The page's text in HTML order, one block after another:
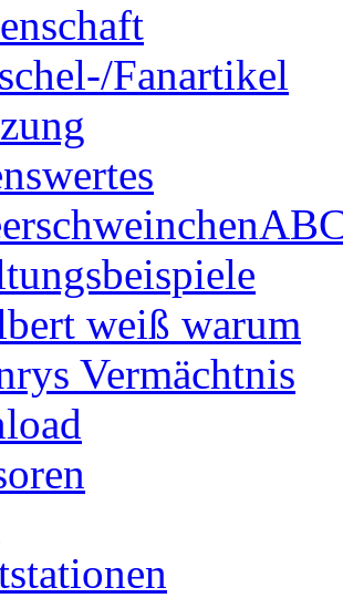
Fanartikel
weiß warum
Vermächtnis